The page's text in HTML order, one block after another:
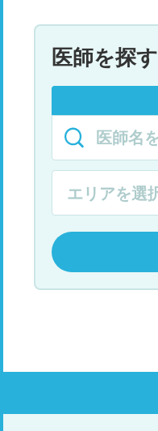
医師を探す